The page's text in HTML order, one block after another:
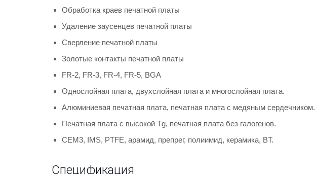
Обработка краев печатной платы
Удаление заусенцев печатной платы
Сверление печатной платы
Золотые контакты печатной платы
FR-2, FR-3, FR-4, FR-5, BGA
Однослойная плата, двухслойная плата и многослойная плата.
Алюминиевая печатная плата, печатная плата с медяным сердечником.
Печатная плата с высокой Tg, печатная плата без галогенов.
CEM3, IMS, PTFE, арамид, препрег, полиимид, керамика, BT.
Спецификация